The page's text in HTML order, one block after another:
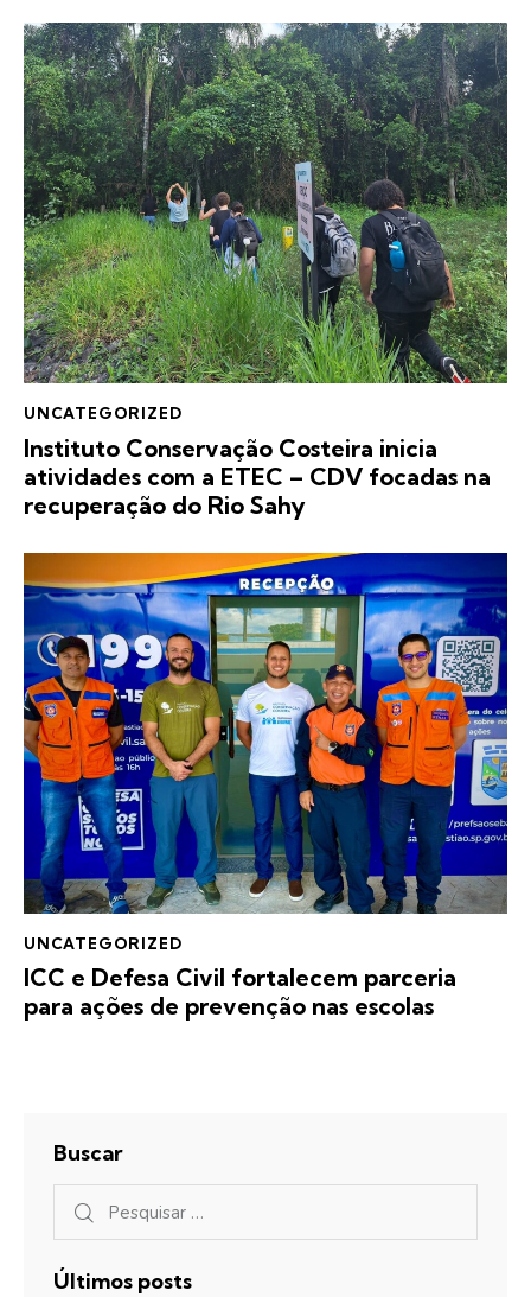
UNCATEGORIZED
Instituto Conservação Costeira inicia
atividades com a ETEC – CDV focadas na
recuperação do Rio Sahy
UNCATEGORIZED
ICC e Defesa Civil fortalecem parceria
para ações de prevenção nas escolas
Buscar
Últimos posts